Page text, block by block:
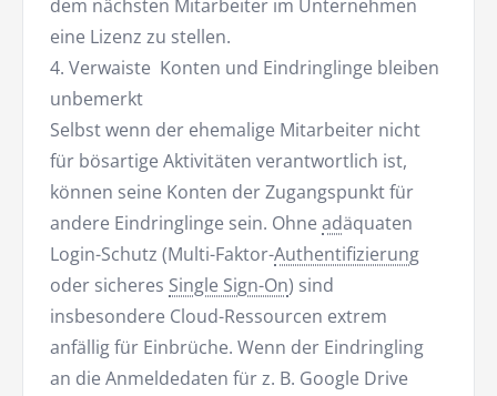
dem nächsten Mitarbeiter im Unternehmen
eine Lizenz zu stellen.
4. Verwaiste Konten und Eindringlinge bleiben
unbemerkt
Selbst wenn der ehemalige Mitarbeiter nicht
für bösartige Aktivitäten verantwortlich ist,
können seine Konten der Zugangspunkt für
andere Eindringlinge sein. Ohne adäquaten
Login-Schutz (Multi-Faktor-Authentifizierung
oder sicheres Single Sign-On) sind
insbesondere Cloud-Ressourcen extrem
anfällig für Einbrüche. Wenn der Eindringling
an die Anmeldedaten für z. B. Google Drive